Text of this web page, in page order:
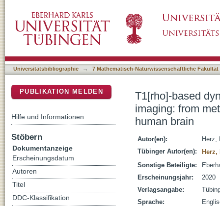
to clinical measurements in the human brain
Universitätsbibliographie → 7 Mathematisch-Naturwissenschaftliche Fakultät
T1[rho]‐based
imaging: from
human brain
Autor(en):
Herz,
Tübinger Autor(en):
Herz,
Sonstige Beteiligte:
Erscheinungsjahr:
2020
Verlagsangabe:
Sprache:
PUBLIKATION MELDEN
Hilfe und Informationen
Stöbern
Dokumentanzeige
Erscheinungsdatum
Autoren
Titel
DDC-Klassifikation